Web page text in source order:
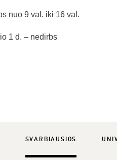
nuo 9 val. iki 16 val.
1 d. – nedirbs
SVARBIAUSIOS